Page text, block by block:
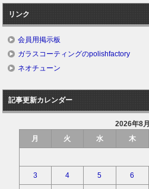
リンク
会員用掲示板
ガラスコーティングのpolishfactory
ネオチューン
記事更新カレンダー
2026年8月
月
火 水 木
3 4 5 6